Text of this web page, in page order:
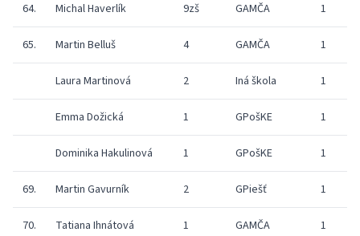
64. Michal Haverlík 9zš GAMČA 1
65. Martin Belluš 4 GAMČA 1
Laura Martinová 2 Iná škola 1
Emma Dožická 1 GPošKE 1
Dominika Hakulinová 1 GPošKE 1
69. Martin Gavurník 2 GPiešť 1
70. Tatiana Ihnátová 1 GAMČA 1